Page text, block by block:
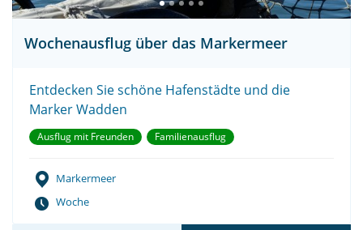
Wochenausflug über das Markermeer
Entdecken Sie schöne Hafenstädte und die
Marker Wadden
Ausflug mit Freunden Familienausflug
Markermeer
Woche